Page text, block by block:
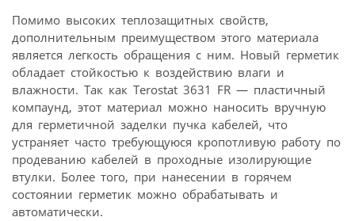
Помимо высоких теплозащитных свойств,
дополнительным преимуществом этого материала
является легкость обращения с ним. Новый герметик
обладает стойкостью к воздействию влаги и
влажности. Так как Terostat 3631 FR — пластичный
компаунд, этот материал можно наносить вручную
для герметичной заделки пучка кабелей, что
устраняет часто требующуюся кропотливую работу по
продеванию кабелей в проходные изолирующие
втулки. Более того, при нанесении в горячем
состоянии герметик можно обрабатывать и
автоматически.